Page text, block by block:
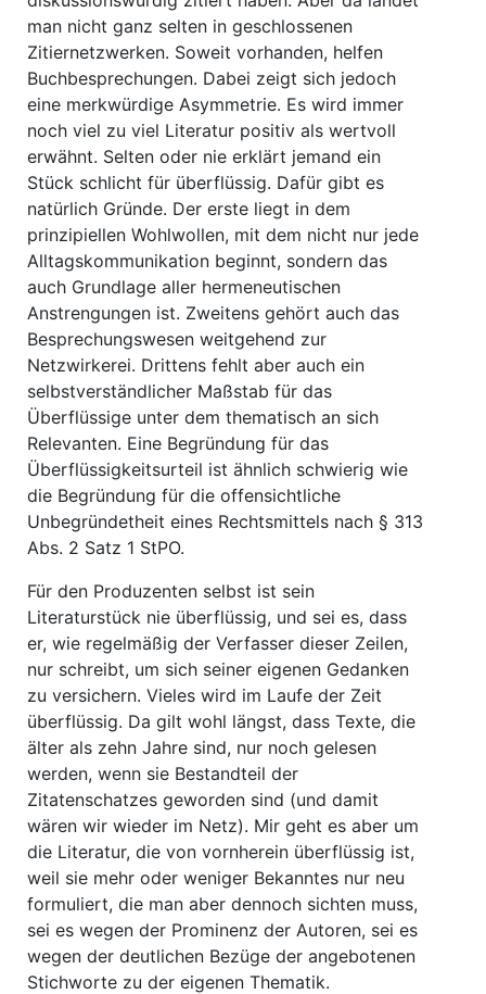
man nicht ganz selten in geschlossenen
Zitiernetzwerken. Soweit vorhanden, helfen
Buchbesprechungen. Dabei zeigt sich jedoch
eine merkwürdige Asymmetrie. Es wird immer
noch viel zu viel Literatur positiv als wertvoll
erwähnt. Selten oder nie erklärt jemand ein
Stück schlicht für überflüssig. Dafür gibt es
natürlich Gründe. Der erste liegt in dem
prinzipiellen Wohlwollen, mit dem nicht nur jede
Alltagskommunikation beginnt, sondern das
auch Grundlage aller hermeneutischen
Anstrengungen ist. Zweitens gehört auch das
Besprechungswesen weitgehend zur
Netzwirkerei. Drittens fehlt aber auch ein
selbstverständlicher Maßstab für das
Überflüssige unter dem thematisch an sich
Relevanten. Eine Begründung für das
Überflüssigkeitsurteil ist ähnlich schwierig wie
die Begründung für die offensichtliche
Unbegründetheit eines Rechtsmittels nach § 313
Abs. 2 Satz 1 StPO.
Für den Produzenten selbst ist sein
Literaturstück nie überflüssig, und sei es, dass
er, wie regelmäßig der Verfasser dieser Zeilen,
nur schreibt, um sich seiner eigenen Gedanken
zu versichern. Vieles wird im Laufe der Zeit
überflüssig. Da gilt wohl längst, dass Texte, die
älter als zehn Jahre sind, nur noch gelesen
werden, wenn sie Bestandteil der
Zitatenschatzes geworden sind (und damit
wären wir wieder im Netz). Mir geht es aber um
die Literatur, die von vornherein überflüssig ist,
weil sie mehr oder weniger Bekanntes nur neu
formuliert, die man aber dennoch sichten muss,
sei es wegen der Prominenz der Autoren, sei es
wegen der deutlichen Bezüge der angebotenen
Stichworte zu der eigenen Thematik.